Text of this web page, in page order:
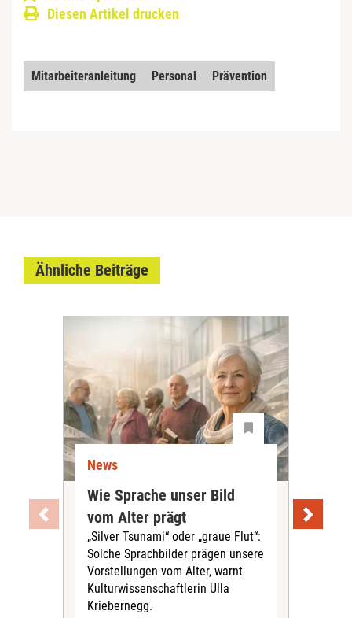
Diesen Artikel drucken
Mitarbeiteranleitung Personal Prävention
Ähnliche Beiträge
News
Wie Sprache unser Bild
vom Alter prägt
„Silver Tsunami“ oder „graue Flut“:
Solche Sprachbilder prägen unsere
Vorstellungen vom Alter, warnt
Kulturwissenschaftlerin Ulla
Kriebernegg.